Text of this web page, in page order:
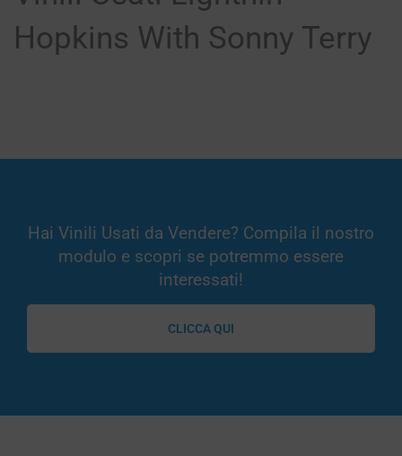
Hopkins With Sonny Terry
Hai Vinili Usati da Vendere? Compila il nostro
modulo e scopri se potremmo essere
interessati!
CLICCA QUI